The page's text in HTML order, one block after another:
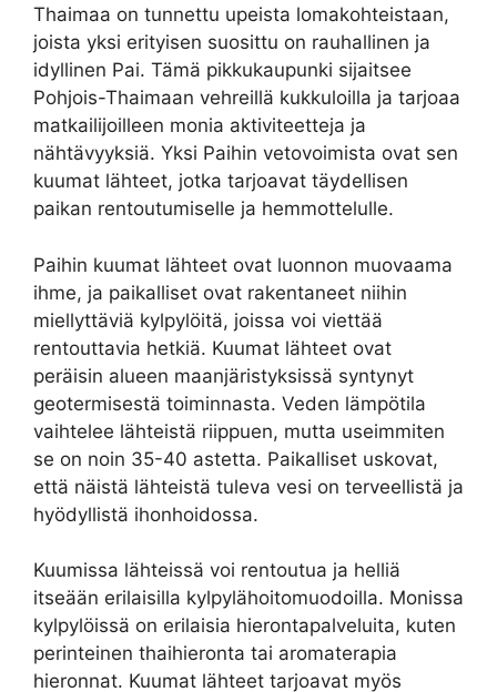
Thaimaa on tunnettu upeista lomakohteistaan,
joista yksi erityisen suosittu on rauhallinen ja
idyllinen Pai. Tämä pikkukaupunki sijaitsee
Pohjois-Thaimaan vehreillä kukkuloilla ja tarjoaa
matkailijoilleen monia aktiviteetteja ja
nähtävyyksiä. Yksi Paihin vetovoimista ovat sen
kuumat lähteet, jotka tarjoavat täydellisen
paikan rentoutumiselle ja hemmottelulle.
Paihin kuumat lähteet ovat luonnon muovaama
ihme, ja paikalliset ovat rakentaneet niihin
miellyttäviä kylpylöitä, joissa voi viettää
rentouttavia hetkiä. Kuumat lähteet ovat
peräisin alueen maanjäristyksissä syntynyt
geotermisestä toiminnasta. Veden lämpötila
vaihtelee lähteistä riippuen, mutta useimmiten
se on noin 35-40 astetta. Paikalliset uskovat,
että näistä lähteistä tuleva vesi on terveellistä ja
hyödyllistä ihonhoidossa.
Kuumissa lähteissä voi rentoutua ja helliä
itseään erilaisilla kylpylähoitomuodoilla. Monissa
kylpylöissä on erilaisia hierontapalveluita, kuten
perinteinen thaihieronta tai aromaterapia
hieronnat. Kuumat lähteet tarjoavat myös